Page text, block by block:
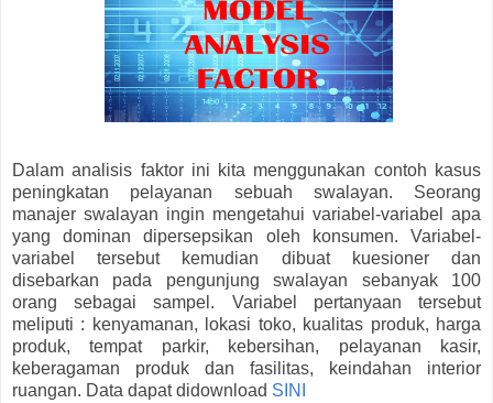
Dalam analisis faktor ini kita menggunakan contoh kasus
peningkatan pelayanan sebuah swalayan. Seorang
manajer swalayan ingin mengetahui variabel-variabel apa
yang dominan dipersepsikan oleh konsumen. Variabel-
variabel tersebut kemudian dibuat kuesioner dan
disebarkan pada pengunjung swalayan sebanyak 100
orang sebagai sampel. Variabel pertanyaan tersebut
meliputi : kenyamanan, lokasi toko, kualitas produk, harga
produk, tempat parkir, kebersihan, pelayanan kasir,
keberagaman produk dan fasilitas, keindahan interior
ruangan. Data dapat didownload SINI